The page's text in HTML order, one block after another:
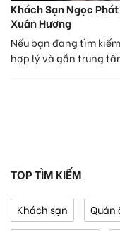
Khách Sạn Ngọc
Xuân Hương
Nếu bạn đang tìm
hợp lý và gần trung
TOP TÌM KIẾM
Khách sạn Quán